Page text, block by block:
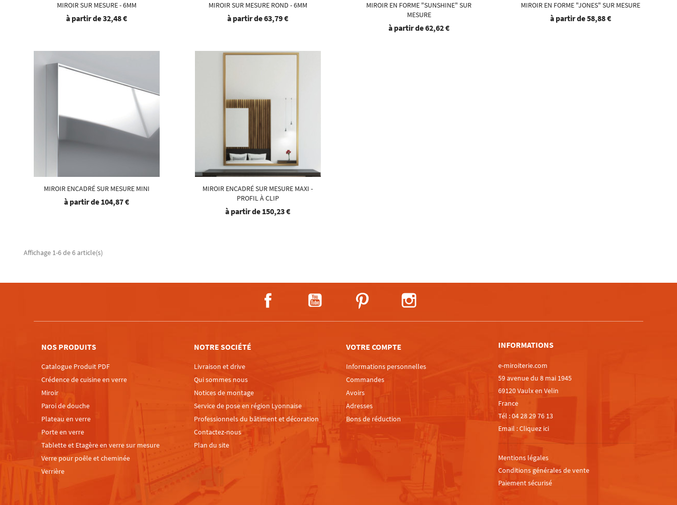
MIROIR SUR MESURE - 6MM
à partir de32,48 €
MIROIR SUR MESURE ROND - 6MM
à partir de63,79 €
MIROIR EN FORME "SUNSHINE" SUR
MESURE
à partir de62,62 €
MIROIR EN FORME "JONES" SUR MESURE
à partir de58,88 €
MIROIR ENCADRÉ SUR MESURE MINI
à partir de 104,87 €
MIROIR ENCADRÉ SUR MESURE MAXI -
PROFIL À CLIP
à partir de 150,23 €
Affichage 1-6 de 6 article(s)
Facebook Pinterest
NOS PRODUITS
Catalogue Produit PDF
Crédence de cuisine en verre
Miroir
Paroi de douche
Plateau en verre
Porte en verre
Tablette et Etagère en verre sur mesure
Verre pour poêle et cheminée
Verrière
NOTRE SOCIÉTÉ
Livraison et drive
Qui sommes nous
Notices de montage
Service de pose en région Lyonnaise
Professionnels du bâtiment et décoration
Contactez-nous
Plan du site
VOTRE COMPTE
Informations personnelles
Commandes
Avoirs
Adresses
Bons de réduction
INFORMATIONS
e-miroiterie.com
59 avenue du 8 mai 1945
69120 Vaulx en Velin
France
Tél :04 28 29 76 13
Email :Cliquez ici
Mentions légales
Conditions générales de vente
Paiement sécurisé